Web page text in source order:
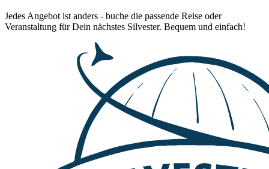
Jedes Angebot ist anders - buche die passende Reise oder
Veranstaltung für Dein nächstes Silvester. Bequem und einfach!